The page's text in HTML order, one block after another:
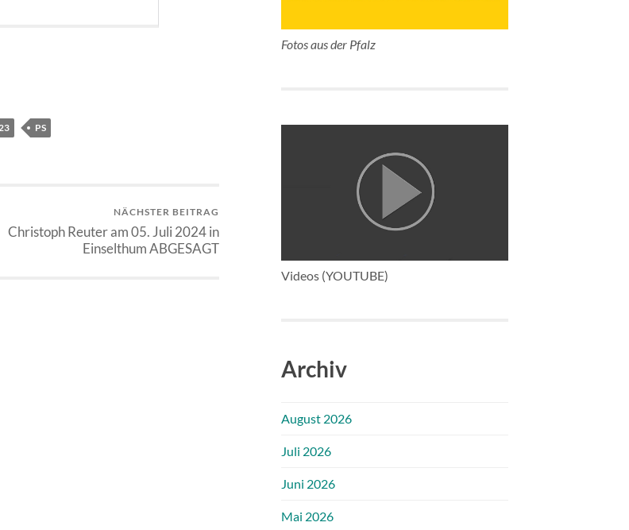
PS
NÄCHSTER BEITRAG
Christoph Reuter am 05. Juli 2024 in
Einselthum ABGESAGT
Fotos aus der Pfalz
Videos (YOUTUBE)
Archiv
August 2026
Juli 2026
Juni 2026
Mai 2026